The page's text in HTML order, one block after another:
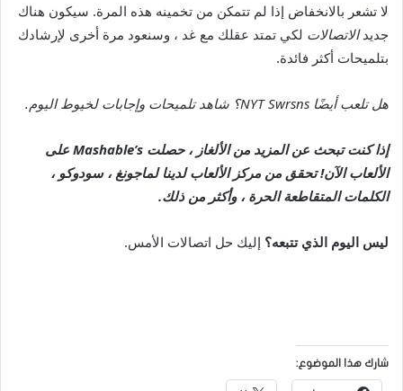
لا تشعر بالانخفاض إذا لم تتمكن من تخمينه هذه المرة. سيكون هناك
جديدالاتصالات لكي تمتد عقلك مع غد ، وسنعود مرة أخرى لإرشادك
بتلميحات أكثر فائدة.
هل تلعب أيضًا NYT Swrsns؟ شاهد تلميحات وإجابات لخيوط اليوم .
إذا كنت تبحث عن المزيد من الألغاز ، حصلت Mashable’s على
الألعاب الآن!تحقق من مركز الألعاب لدينا لماجونغ ، سودوكو ،
الكلمات المتقاطعة الحرة ، وأكثر من ذلك.
ليس اليوم الذي تتبعه؟ إليك حل اتصالات الأمس.
شارك هذا الموضوع: